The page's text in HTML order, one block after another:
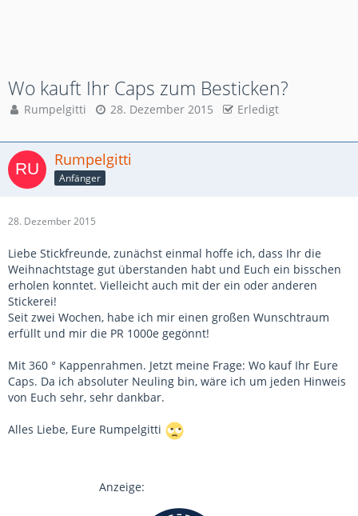
Wo kauft Ihr Caps zum Besticken?
Rumpelgitti 28. Dezember 2015 Erledigt
Rumpelgitti
Anfänger
28. Dezember 2015
Liebe Stickfreunde, zunächst einmal hoffe ich, dass Ihr die
Weihnachtstage gut überstanden habt und Euch ein bisschen
erholen konntet. Vielleicht auch mit der ein oder anderen
Stickerei!
Seit zwei Wochen, habe ich mir einen großen Wunschtraum
erfüllt und mir die PR 1000e gegönnt!
Mit 360 ° Kappenrahmen. Jetzt meine Frage: Wo kauf Ihr Eure
Caps. Da ich absoluter Neuling bin, wäre ich um jeden Hinweis
von Euch sehr, sehr dankbar.
Alles Liebe, Eure Rumpelgitti
Anzeige: